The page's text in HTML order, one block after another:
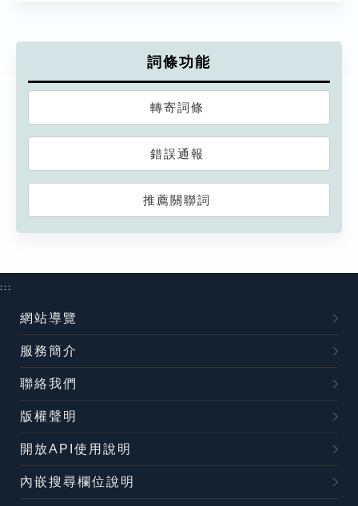
詞條功能
轉寄詞條
錯誤通報
推薦關聯詞
:::
網站導覽
服務簡介
聯絡我們
版權聲明
開放API使用說明
內嵌搜尋欄位說明